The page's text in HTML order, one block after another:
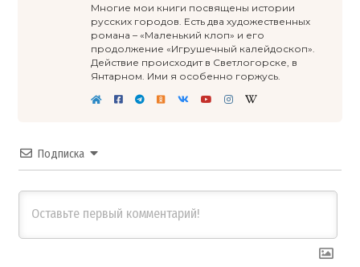
Многие мои книги посвящены истории
русских городов. Есть два художественных
романа – «Маленький клоп» и его
продолжение «Игрушечный калейдоскоп».
Действие происходит в Светлогорске, в
Янтарном. Ими я особенно горжусь.
Подписка